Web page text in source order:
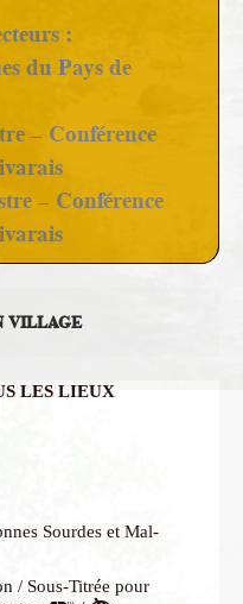
:
du Pays de
– Conférence
– Conférence
VILLAGE